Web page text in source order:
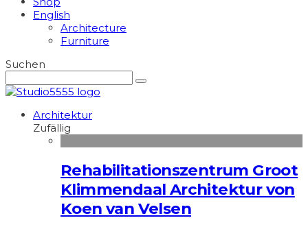
English
Architecture
Furniture
Suchen
Architektur
Zufällig
Rehabilitationszentrum Groot
Klimmendaal Architektur von
Koen van Velsen